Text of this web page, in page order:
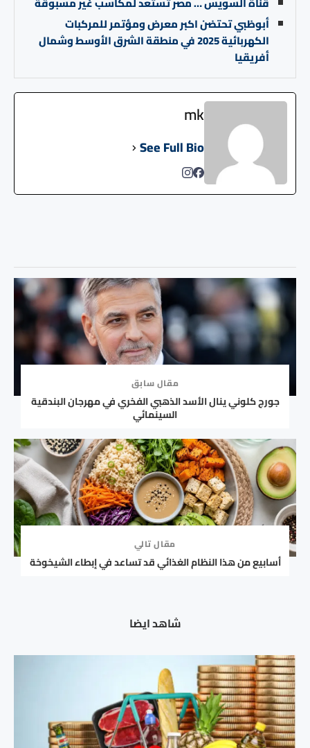
أبوظبي تحتضن اكبر معرض ومؤتمر للمركبات
الكهربائية 2025 في منطقة الشرق الأوسط وشمال
أفريقيا
mk
See Full Bio
مقال سابق
جورج كلوني ينال الأسد الذهبي الفخري في مهرجان البندقية
السينمائي
مقال تالي
أسابيع من هذا النظام الغذائي قد تساعد في إبطاء الشيخوخة
شاهد ايضا